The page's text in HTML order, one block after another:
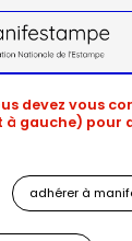
devez vous
gauche) pour
adhérer à